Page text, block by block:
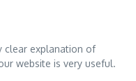
clear explanation of
website is very useful.